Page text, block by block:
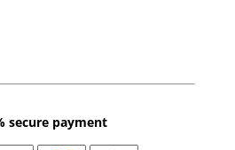
secure payment